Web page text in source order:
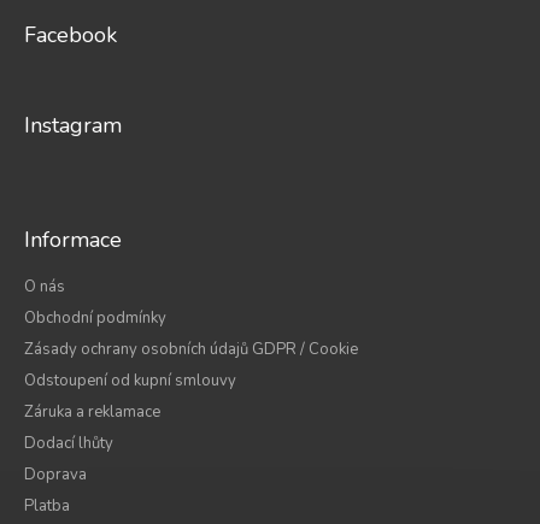
Facebook
Instagram
Informace
O nás
Obchodní podmínky
Zásady ochrany osobních údajů GDPR / Cookie
Odstoupení od kupní smlouvy
Záruka a reklamace
Dodací lhůty
Doprava
Platba